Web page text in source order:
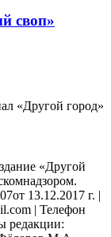
своп»
«Другой город»
«Другой
13.12.2017 г. |
| Телефон
редакции: